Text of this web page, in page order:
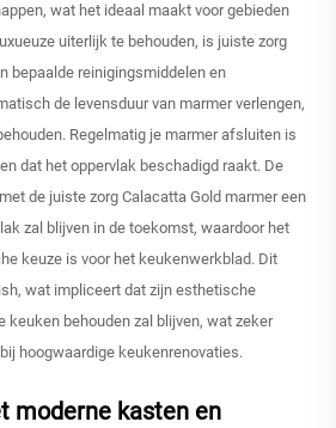
wat het ideaal maakt voor gebieden
uiterlijk te behouden, is juiste zorg
bepaalde reinigingsmiddelen en
de levensduur van marmer verlengen,
Regelmatig je marmer afsluiten is
dat het oppervlak beschadigd raakt. De
de juiste zorg Calacatta Gold marmer een
zal blijven in de toekomst, waardoor het
keuze is voor het keukenwerkblad. Dit
wat impliceert dat zijn esthetische
keuken behouden zal blijven, wat zeker
hoogwaardige keukenrenovaties.
moderne kasten en